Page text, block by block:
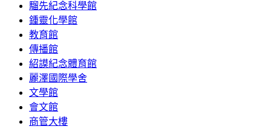
騮先紀念科學館
鍾靈化學館
教育館
傳播館
紹謨紀念體育館
麗澤國際學舍
文學館
會文館
商管大樓